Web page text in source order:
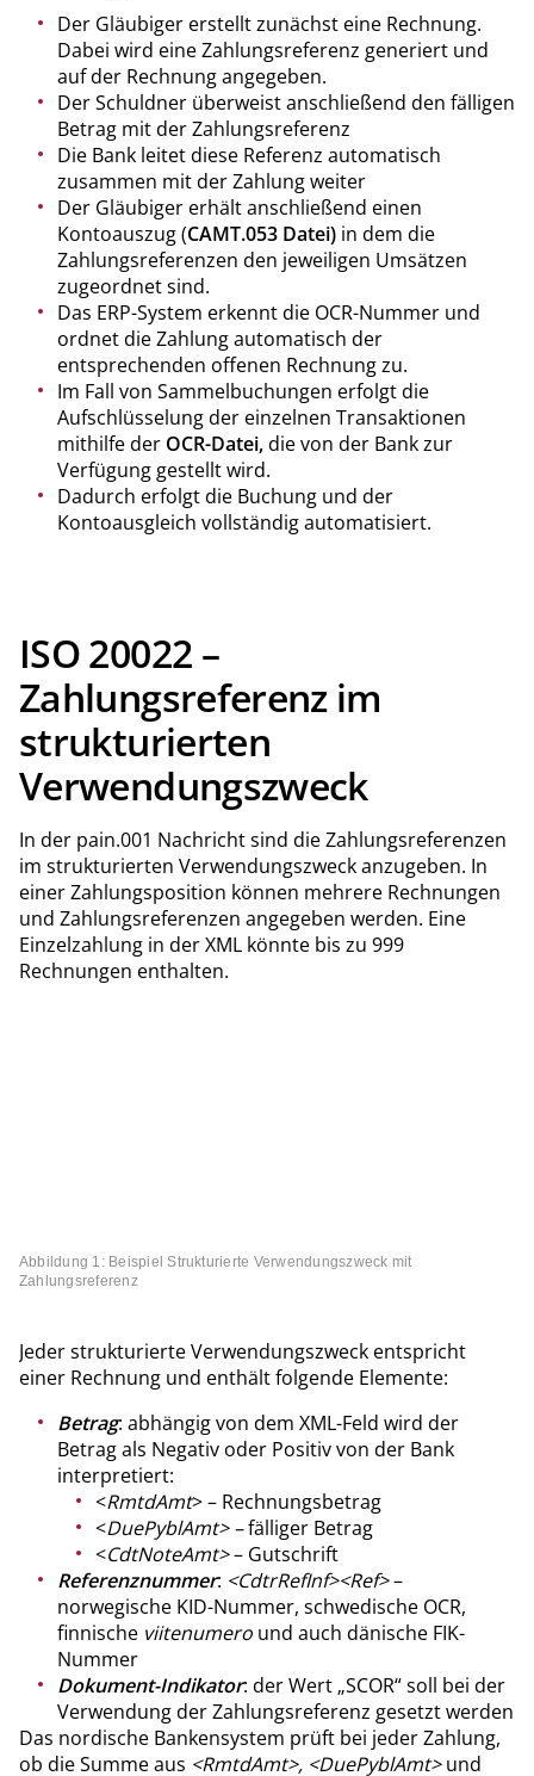
Der Gläubiger erstellt zunächst eine Rechnung.
Dabei wird eine Zahlungsreferenz generiert und
auf der Rechnung angegeben.
Der Schuldner überweist anschließend den fälligen
Betrag mit der Zahlungsreferenz
Die Bank leitet diese Referenz automatisch
zusammen mit der Zahlung weiter
Der Gläubiger erhält anschließend einen
Kontoauszug (CAMT.053 Datei) in dem die
Zahlungsreferenzen den jeweiligen Umsätzen
zugeordnet sind.
Das ERP-System erkennt die OCR-Nummer und
ordnet die Zahlung automatisch der
entsprechenden offenen Rechnung zu.
Im Fall von Sammelbuchungen erfolgt die
Aufschlüsselung der einzelnen Transaktionen
mithilfe der OCR-Datei,die von der Bank zur
Verfügung gestellt wird.
Dadurch erfolgt die Buchung und der
Kontoausgleich vollständig automatisiert.
ISO 20022 –
Zahlungsreferenz im
strukturierten
Verwendungszweck
In der pain.001 Nachricht sind die Zahlungsreferenzen
im strukturierten Verwendungszweck anzugeben. In
einer Zahlungsposition können mehrere Rechnungen
und Zahlungsreferenzen angegeben werden. Eine
Einzelzahlung in der XML könnte bis zu 999
Rechnungen enthalten.
Abbildung 1: Beispiel Strukturierte Verwendungszweck mit
Zahlungsreferenz
Jeder strukturierte Verwendungszweck entspricht
einer Rechnung und enthält folgende Elemente:
Betrag: abhängig von dem XML-Feld wird der
Betrag als Negativ oder Positiv von der Bank
interpretiert:
<RmtdAmt> – Rechnungsbetrag
<DuePyblAmt> –fälliger Betrag
<CdtNoteAmt>– Gutschrift
Referenznummer: <CdtrRefInf><Ref>–
norwegische KID-Nummer, schwedische OCR,
finnische viitenumero und auch dänische FIK-
Nummer
Dokument-Indikator: der Wert „SCOR“ soll bei der
Verwendung der Zahlungsreferenz gesetzt werden
Das nordische Bankensystem prüft bei jeder Zahlung,
ob die Summe aus <RmtdAmt>, <DuePyblAmt>und